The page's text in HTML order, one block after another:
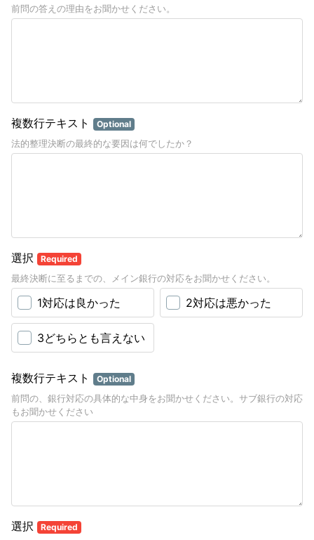
前問の答えの理由をお聞かせください。
複数行テキスト Optional
法的整理決断の最終的な要因は何でしたか？
選択 Required
最終決断に至るまでの、メイン銀行の対応をお聞かせください。
1対応は良かった 2対応は悪かった
3どちらとも言えない
複数行テキスト Optional
前問の、銀行対応の具体的な中身をお聞かせください。サブ銀行の対応
もお聞かせください
選択 Required